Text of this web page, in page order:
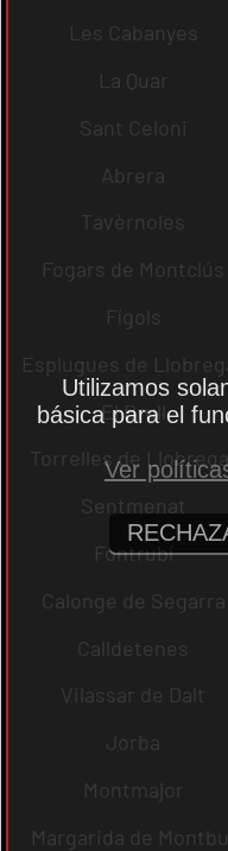
Les Cabanyes
La Quar
Sant Celoni
Abrera
Tavèrnoles
Fogars de Montclús
Fígols
Esplugues de
El Brull
Torrelles de
Sentmenat
Fontrubí
Calonge de Segarra
Calldetenes
Vilassar de Dalt
Jorba
Montmajor
Margarida de
Utilizamos
básica para el
Ver